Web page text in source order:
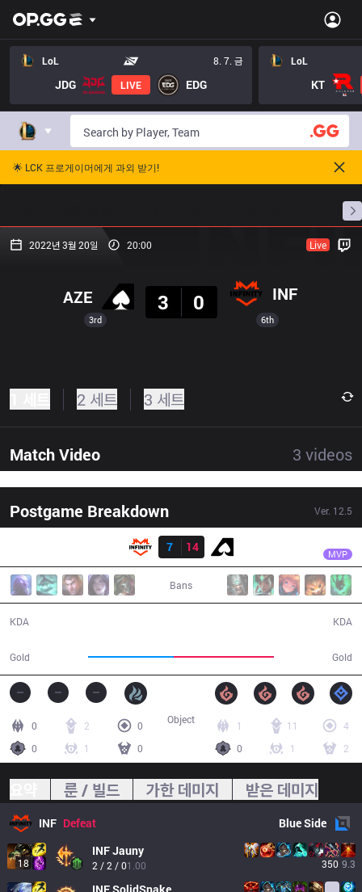
LoL 8. 7. 금
JDG LIVE EDG
LoL
KT
🌟 LCK 프로게이머에게 과외 받기!
프로빌
2022년 3월 20일 20:00 Live
3rd
AZE
3
0 INF
6th
2 세트 3 세트
Match Video 3 videos
Postgame Breakdown Ver. 12.5
7
14 MVP
Bans
KDA
Gold Gold
KDA
0 2
0
0
1 0
1 11
4
0
1 2
Object
룬 / 빌드 가한 데미지 받은 데미지
INF Defeat BlueSide
18
INFJauny
2 / 2 / 01.00 350 9.3